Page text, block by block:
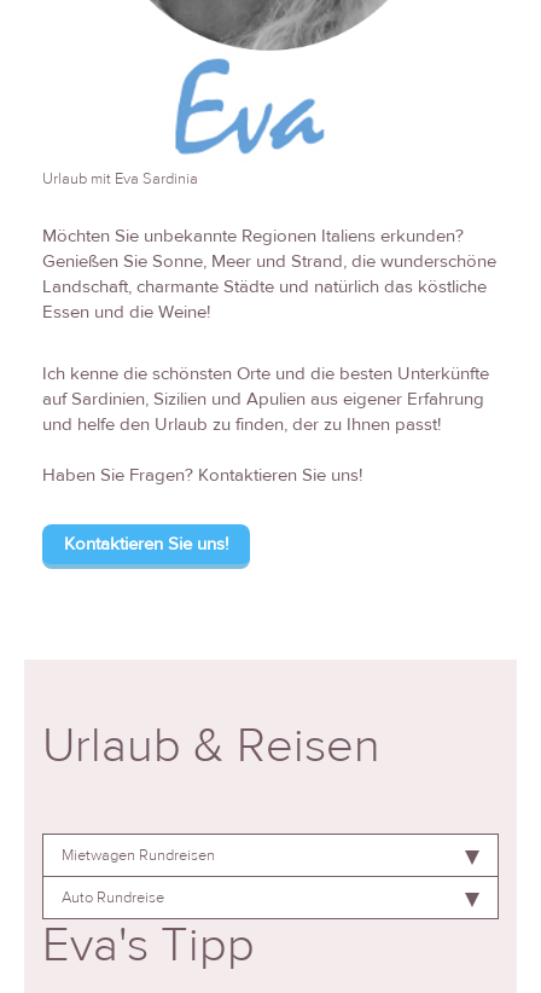
Urlaub mit Eva Sardinia
Möchten Sie unbekannte Regionen Italiens erkunden?
Genießen Sie Sonne, Meer und Strand, die wunderschöne
Landschaft, charmante Städte und natürlich das köstliche
Essen und die Weine!
Ich kenne die schönsten Orte und die besten Unterkünfte
auf Sardinien, Sizilien und Apulien aus eigener Erfahrung
und helfe den Urlaub zu finden, der zu Ihnen passt!
Haben Sie Fragen? Kontaktieren Sie uns!
Kontaktieren Sie uns!
Urlaub & Reisen
Mietwagen Rundreisen
Auto Rundreise
Eva's Tipp